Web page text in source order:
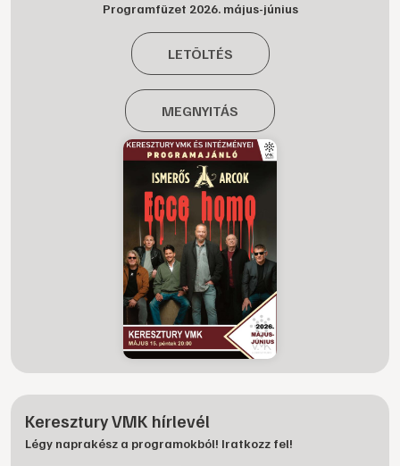
Programfüzet 2026. május-június
LETÖLTÉS
MEGNYITÁS
Keresztury VMK hírlevél
Légy naprakész a programokból! Iratkozz fel!